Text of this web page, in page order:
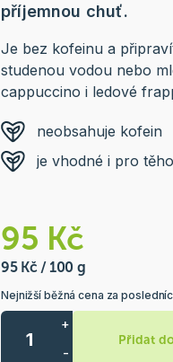
příjemnou chuť.
Je bez kofeinu a
studenou vodou nebo
cappuccino i ledové
neobsahuje kofein
je vhodné i pro
95 Kč
95 Kč / 100 g
Nejnižší běžná cena za
+
-
Přidat